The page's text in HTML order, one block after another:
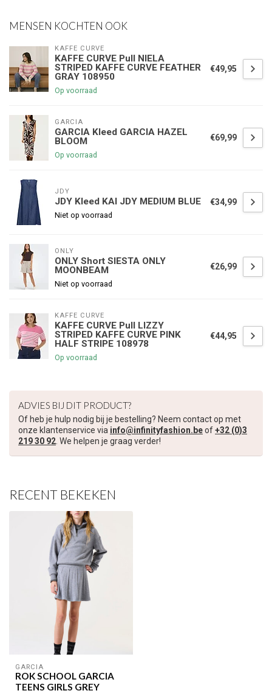
MENSEN KOCHTEN OOK
KAFFE CURVE
KAFFE CURVE Pull NIELA
STRIPED KAFFE CURVE FEATHER
GRAY 108950
Op voorraad
€49,95
GARCIA
GARCIA Kleed GARCIA HAZEL
BLOOM
Op voorraad
€69,99
JDY
JDY Kleed KAI JDY MEDIUM BLUE
Niet op voorraad
€34,99
ONLY
ONLY Short SIESTA ONLY
MOONBEAM
Niet op voorraad
€26,99
KAFFE CURVE
KAFFE CURVE Pull LIZZY
STRIPED KAFFE CURVE PINK
HALF STRIPE 108978
Op voorraad
€44,95
ADVIES BIJ DIT PRODUCT?
Of heb je hulp nodig bij je bestelling? Neem contact op met
onze klantenservice via info@infinityfashion.beof+32 (0)3
219 30 92. We helpen je graag verder!
RECENT BEKEKEN
GARCIA
ROK SCHOOL GARCIA
TEENS GIRLS GREY
€5,00 korting op je volgende bestelling
volgende aankoop! 😀
Je korting is geldig bij een minimale bestelwaarde van €45,00